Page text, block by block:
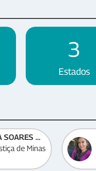
3
Estados
GISELE LUIZA SOARES MOURA
de Minas